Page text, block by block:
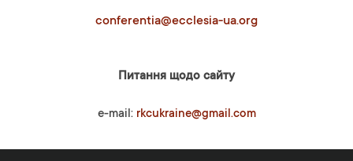
conferentia@ecclesia-ua.org
Питання щодо сайту
e-mail: rkcukraine@gmail.com